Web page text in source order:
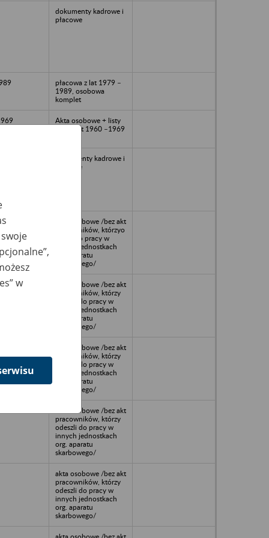
dokumenty kadrowe i
płacowe
płacowa z lat 1979 –
1989, osobowa
komplet
Akta osobowe + listy
płac z lat 1960 –1969
Dokumenty kadrowe i
płacowe
akta osobowe /bez akt
pracowników, którzyo
deszli do pracy w
innych jednostkach
org. aparatu
skarbowego/
akta osobowe /bez akt
pracowników, którzy
odeszli do pracy w
innych jednostkach
org. aparatu
skarbowego/
akta osobowe /bez akt
pracowników, którzy
odeszli do pracy w
innych jednostkach
org. aparatu
skarbowego/
akta osobowe /bez akt
pracowników, którzy
odeszli do pracy w
innych jednostkach
org. aparatu
skarbowego/
akta osobowe /bez akt
pracowników, którzy
odeszli do pracy w
innych jednostkach
org. aparatu
skarbowego/
w